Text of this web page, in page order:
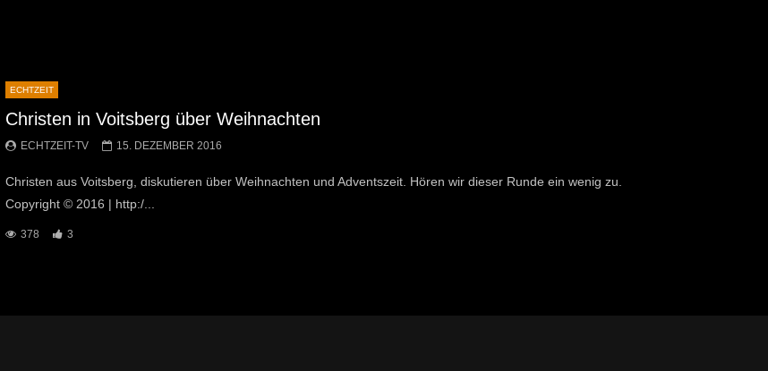
ECHTZEIT
Christen in Voitsberg über Weihnachten
ECHTZEIT-TV 15. DEZEMBER 2016
Christen aus Voitsberg, diskutieren über Weihnachten und Adventszeit. Hören wir dieser Runde ein wenig zu.
Copyright © 2016 | http:/...
378 3